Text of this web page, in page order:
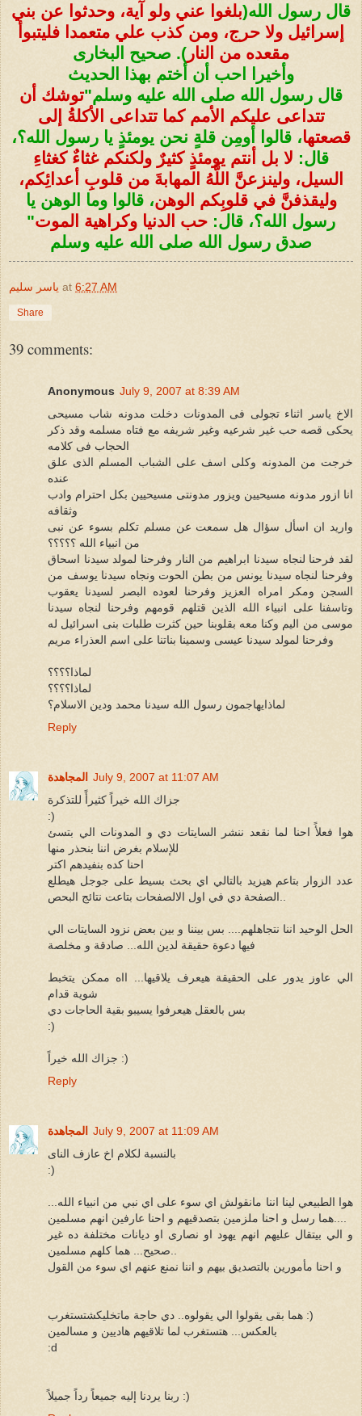
قال رسول الله(بلغوا عني ولو آية، وحدثوا عن بني
إسرائيل ولا حرج، ومن كذب علي متعمدا فليتبوأ
مقعده من النار ). صحيح البخارى
وأخيرا احب أن أختم بهذا الحديث
قال رسول الله صلى الله عليه وسلم"توشك أن
تتداعى عليكم الأمم كما تتداعى الأكلةُ إلى
قصعتها، قالوا أومِن قلةٍ نحن يومئذٍ يا رسول الله؟،
قال: لا بل أنتم يومئذٍ كثيرٌ ولكنكم غثاءٌ كغثاءِ
السيل، ولينزعنَّ اللَّهُ المهابةَ من قلوبِ أعدائِكم،
وليقذفنَّ في قلوبِكم الوهن، قالوا وما الوهن يا
رسول الله؟، قال: حب الدنيا وكراهية الموت"
صدق رسول الله صلى الله عليه وسلم
ياسر سليم at 6:27 AM
Share
39 comments:
Anonymous July 9, 2007 at 8:39 AM
الاخ ياسر اثناء تجولى فى المدونات دخلت مدونه شاب مسيحى
يحكى قصه حب غير شرعيه وغير شريفه مع فتاه مسلمه وقد ذكر
الحجاب فى كلامه
خرجت من المدونه وكلى اسف على الشباب المسلم الذى علق
عنده
انا ازور مدونه مسيحيين ويزور مدونتى مسيحيين بكل احترام وادب
وثقافه
واريد ان اسأل سؤال هل سمعت عن مسلم تكلم بسوء عن نبى
من انبياء الله ؟؟؟؟؟
لقد فرحنا لنجاه سيدنا ابراهيم من النار وفرحنا لمولد سيدنا اسحاق
وفرحنا لنجاه سيدنا يونس من بطن الحوت ونجاه سيدنا يوسف من
السجن ومكر امراه العزيز وفرحنا لعوده البصر لسيدنا يعقوب
وتاسفنا على انبياء الله الذين قتلهم قومهم وفرحنا لنجاه سيدنا
موسى من اليم وكنا معه بقلوبنا حين كثرت طلبات بنى اسرائيل له
وفرحنا لمولد سيدنا عيسى وسمينا بناتنا على اسم العذراء مريم
لماذا؟؟؟؟
لماذا؟؟؟؟
لماذايهاجمون رسول الله سيدنا محمد ودين الاسلام؟
Reply
المجاهدة
July 9, 2007 at 11:07 AM
جزاك الله خيراً كثيرأً للتذكرة
:)
هوا فعلأً احنا لما نقعد ننشر السايتات دي و المدونات الي بتسئ
للإسلام بغرض اننا بنحذر منها
احنا كده بنفيدهم اكتر
عدد الزوار بتاعم هيزيد بالتالي اي بحث بسيط على جوجل هيطلع
الحل الوحيد اننا نتجاهلهم.... بس بيننا و بين بعض نزود السايتات الي
فيها دعوة حقيقة لدين الله... صادقة و مخلصة
الي عاوز يدور على الحقيقة هيعرف يلاقيها... ااه ممكن يتخبط
شوية قدام
بس بالعقل هيعرفوا يسيبو بقية الحاجات دي
:)
جزاك الله خيراً :)
Reply
المجاهدة
July 9, 2007 at 11:09 AM
بالنسبة لكلام اخ عازف الناى
:)
هوا الطبيعي لينا اننا مانقولش اي سوء على اي نبي من انبياء الله...
و الي بيتقال عليهم انهم يهود او نصارى او ديانات مختلفة ده غير
و احنا مأمورين بالتصديق بيهم و اننا نمنع عنهم اي سوء من القول
هما بقى يقولوا الي يقولوه.. دي حاجة ماتخليكشتستغرب :)
بالعكس... هتستغرب لما تلاقيهم هاديين و مسالمين
:d
ربنا يردنا إليه جميعاً رداً جميلاً :)